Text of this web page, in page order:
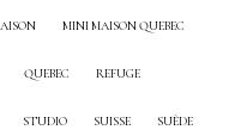
MINI MAISON QUEBEC
QUEBEC REFUGE
STUDIO SUISSE SUÈDE